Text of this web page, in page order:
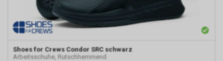
Shoes for Crews Condor SRC schwarz
Arbeitsschuhe, Rutschhemmend